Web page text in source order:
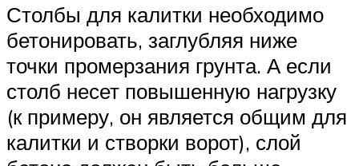
Столбы для калитки необходимо
бетонировать, заглубляя ниже
точки промерзания грунта. А если
столб несет повышенную нагрузку
(к примеру, он является общим для
калитки и створки ворот), слой